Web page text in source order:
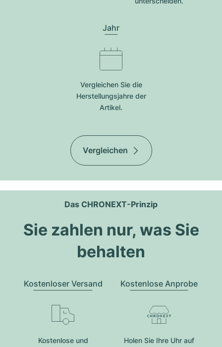
Jahr
Vergleichen Sie die
Herstellungsjahre der
Artikel.
Vergleichen
Das CHRONEXT-Prinzip
Sie zahlen nur, was Sie
behalten
Kostenloser Versand
Kostenlose und
Kostenlose Anprobe
Holen Sie Ihre Uhr auf